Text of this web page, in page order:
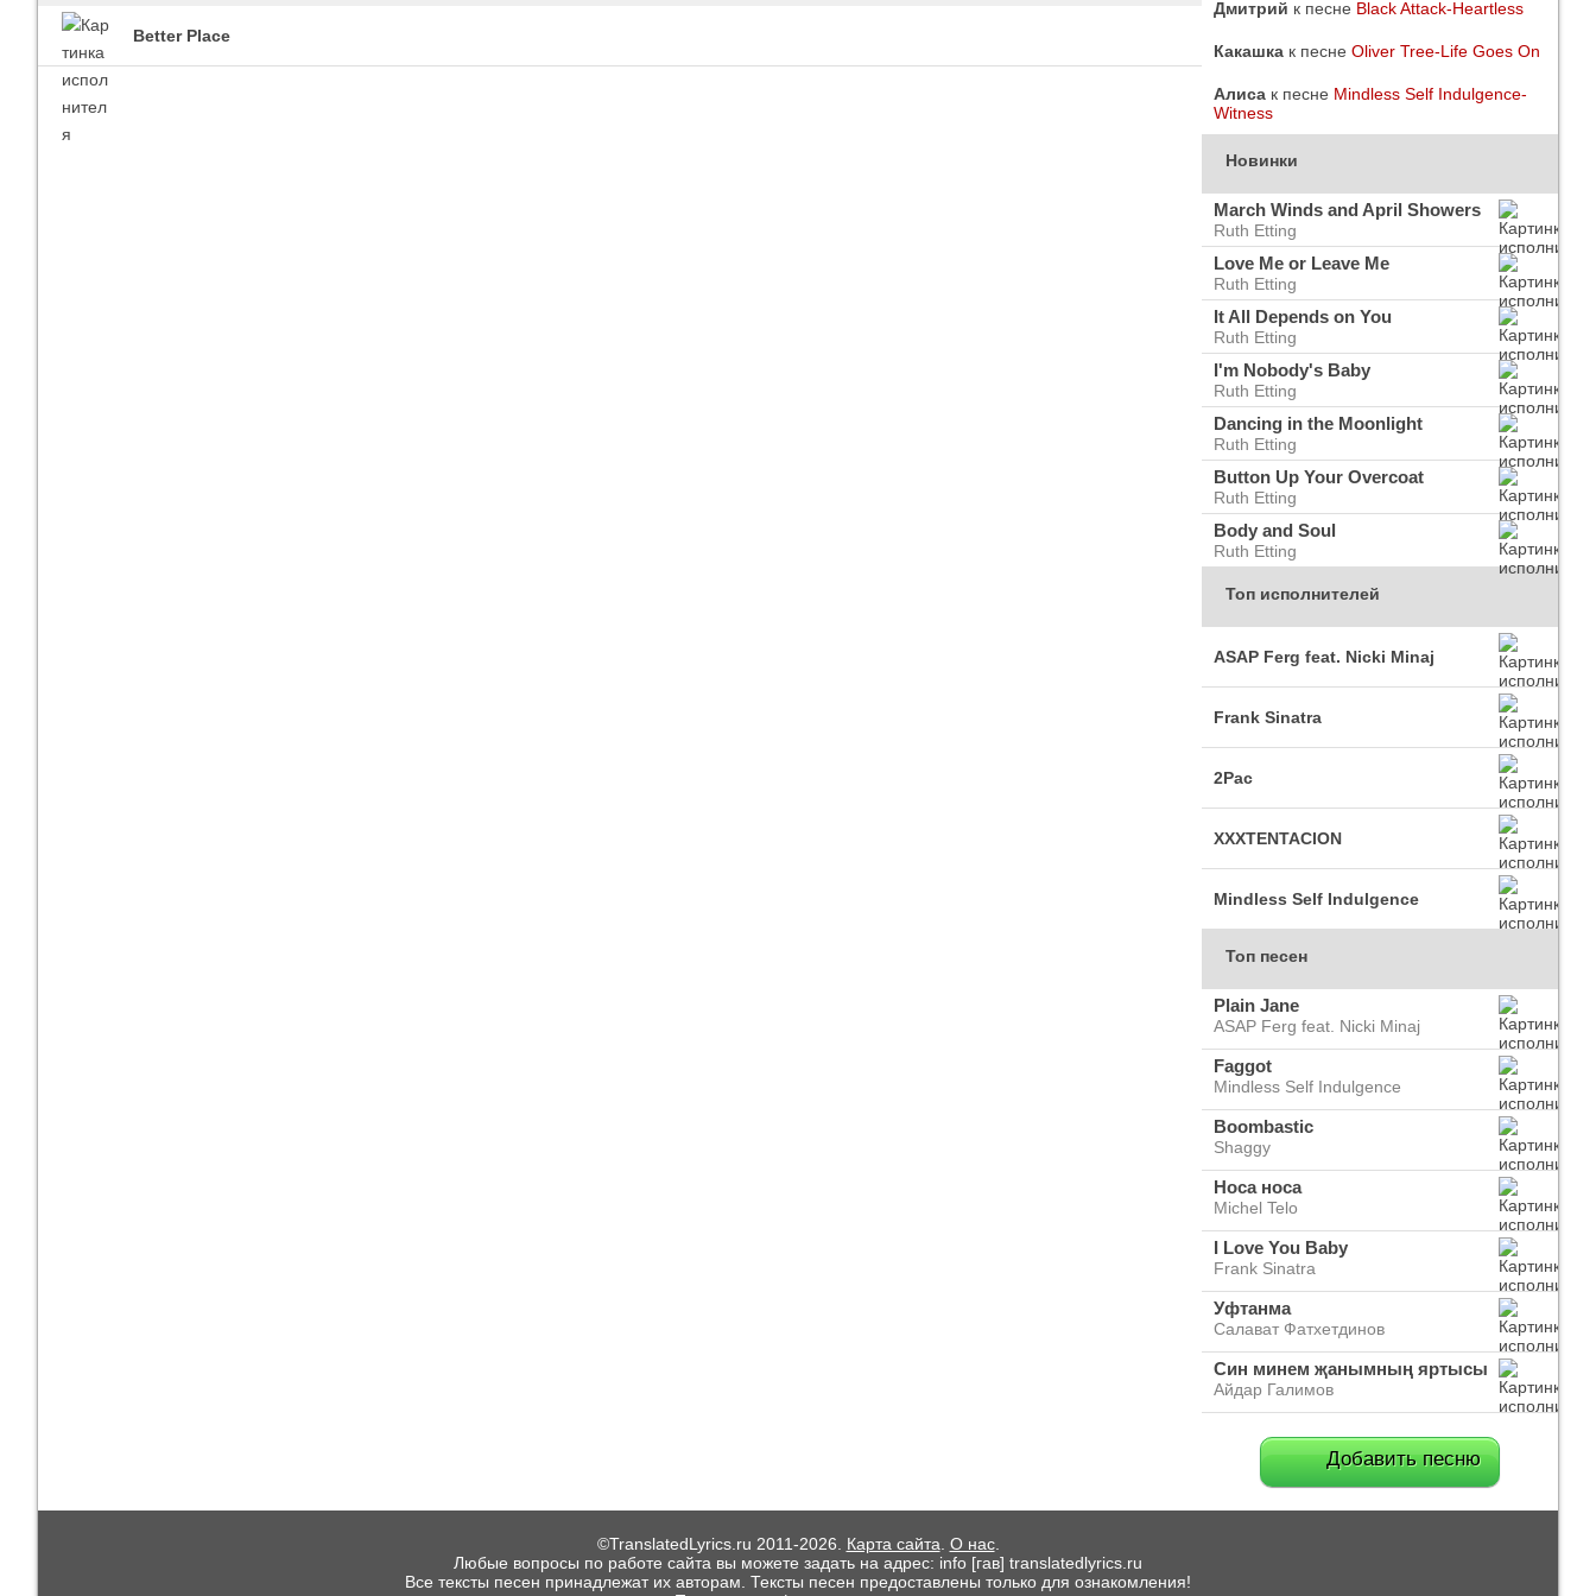
Better Place
Дмитрий к песне Black Attack-Heartless
Какашка к песне Oliver Tree-Life Goes On
Алиса к песне Mindless Self Indulgence-
Witness
Новинки
March Winds and April Showers
Ruth Etting
Love Me or Leave Me
Ruth Etting
It All Depends on You
Ruth Etting
I'm Nobody's Baby
Ruth Etting
Dancing in the Moonlight
Ruth Etting
Button Up Your Overcoat
Ruth Etting
Body and Soul
Ruth Etting
Топ исполнителей
ASAP Ferg feat. Nicki Minaj
Frank Sinatra
2Pac
XXXTENTACION
Mindless Self Indulgence
Топ песен
Plain Jane
ASAP Ferg feat. Nicki Minaj
Faggot
Mindless Self Indulgence
Boombastic
Shaggy
Носа носа
Michel Telo
I Love You Baby
Frank Sinatra
Уфтанма
Салават Фатхетдинов
Син минем җанымның яртысы
Айдар Галимов
Добавить песню
©TranslatedLyrics.ru 2011-2026. Карта сайта О нас.
Любые вопросы по работе сайта вы можете задать на адрес: info [гав] translatedlyrics.ru
Все тексты песен принадлежат их авторам. Тексты песен предоставлены только для ознакомления!